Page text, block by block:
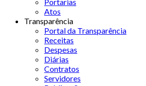
Atos
Transparência
Portal da Transparência
Receitas
Despesas
Diárias
Contratos
Servidores